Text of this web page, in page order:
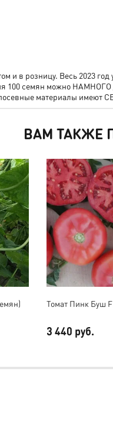
и в розницу. Весь 2023
100 семян можно
материалы
ВАМ ТАКЖЕ
Томат Пинк Буш
3 440 руб.